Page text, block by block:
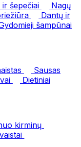
ir šepečiai
Nagų
Dantų ir
šampūnai
Sausas
Dietiniai
kirminų